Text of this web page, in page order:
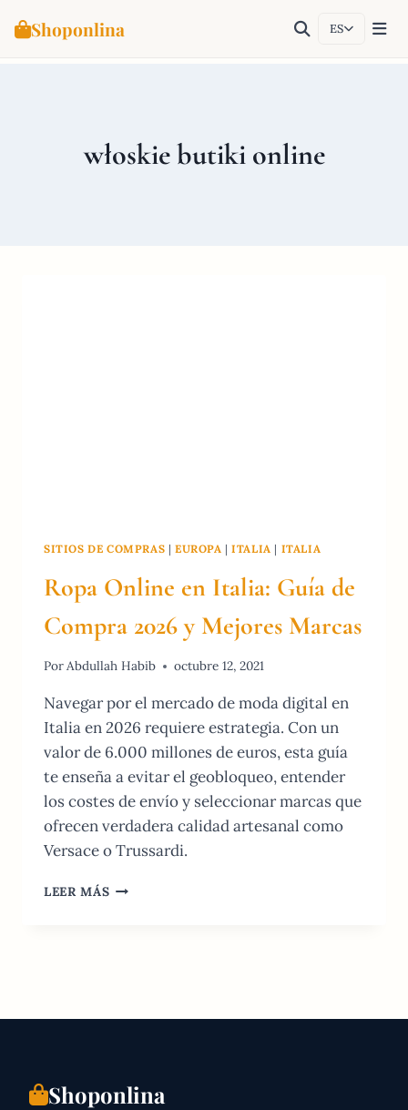
Shoponlina ES
włoskie butiki online
SITIOS DE COMPRAS | EUROPA |ITALIA | ITALIA
Ropa Online en Italia: Guía de
Compra 2026 y Mejores Marcas
PorAbdullah Habib octubre 12, 2021
Navegar por el mercado de moda digital en
Italia en 2026 requiere estrategia. Con un
valor de 6.000 millones de euros, esta guía
te enseña a evitar el geobloqueo, entender
los costes de envío y seleccionar marcas que
ofrecen verdadera calidad artesanal como
Versace o Trussardi.
LEER MÁS ROPA
2026
Shoponlina